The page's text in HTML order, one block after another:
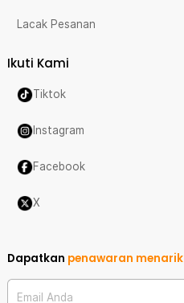
Lacak Pesanan
Ikuti Kami
Tiktok
Instagram
Facebook
X
Dapatkan penawaran menarik
Email Anda